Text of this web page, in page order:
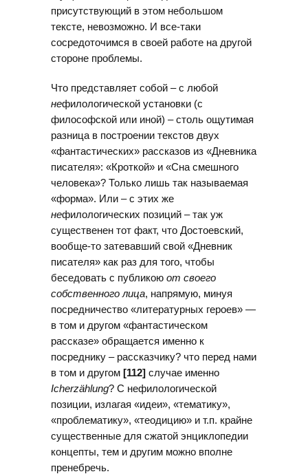
присутствующий в этом небольшом
тексте, невозможно. И все-таки
сосредоточимся в своей работе на другой
стороне проблемы.
Что представляет собой – с любой
нефилологической установки (с
философской или иной) – столь ощутимая
разница в построении текстов двух
«фантастических» рассказов из «Дневника
писателя»: «Кроткой» и «Сна смешного
человека»? Только лишь так называемая
«форма». Или – с этих же
нефилологических позиций – так уж
существенен тот факт, что Достоевский,
вообще-то затевавший свой «Дневник
писателя» как раз для того, чтобы
беседовать с публикою от своего
собственного лица, напрямую, минуя
посредничество «литературных героев» —
в том и другом «фантастическом
рассказе» обращается именно к
посреднику – рассказчику? что перед нами
в том и другом [112] случае именно
Icherzählung? С нефилологической
позиции, излагая «идеи», «тематику»,
«проблематику», «теодицию» и т.п. крайне
существенные для сжатой энциклопедии
концепты, тем и другим можно вполне
пренебречь.